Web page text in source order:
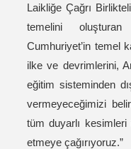
Laikliğe Çağrı
temelini oluşturan
Cumhuriyet’in temel
ilke ve devrimlerini,
eğitim sisteminden
vermeyeceğimizi
tüm duyarlı
etmeye çağırıyoruz.”